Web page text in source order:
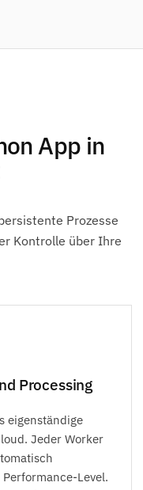
App in
Prozesse
Kontrolle über Ihre
Processing
eigenständige
Jeder Worker
Level.